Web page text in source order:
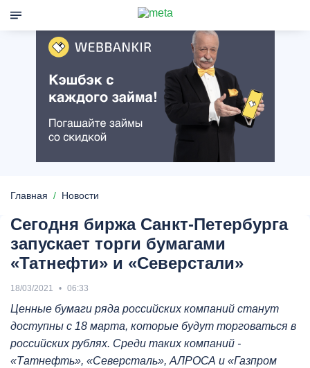
Главная Новости
Сегодня биржа Санкт-Петербурга
запускает торги бумагами
«Татнефти» и «Северстали»
18/03/2021 06:33
Ценные бумаги ряда российских компаний станут
доступны с 18 марта, которые будут торговаться в
российских рублях. Среди таких компаний -
«Татнефть», «Северсталь», АЛРОСА и «Газпром